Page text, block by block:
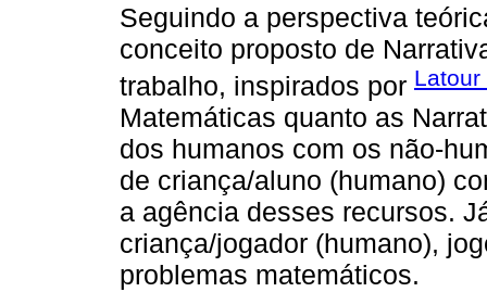
Seguindo a perspectiva
conceito proposto de
trabalho, inspirados por Latour
Matemáticas quanto as
dos humanos com os não-
de criança/aluno (humano)
a agência desses recursos.
criança/jogador (humano),
problemas matemáticos.